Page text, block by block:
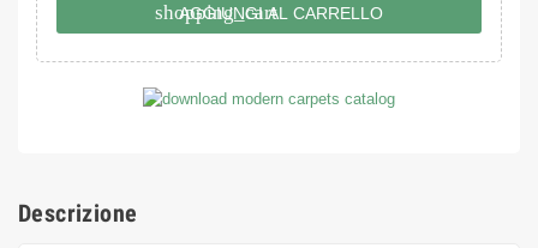
shopping_cart
AGGIUNGI AL CARRELLO
Descrizione